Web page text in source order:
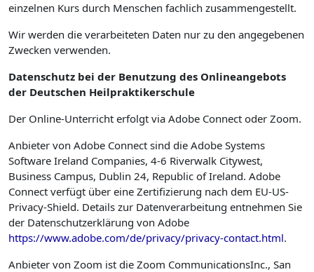
einzelnen Kurs durch Menschen fachlich zusammengestellt.
Wir werden die verarbeiteten Daten nur zu den angegebenen
Zwecken verwenden.
Datenschutz bei der Benutzung des Onlineangebots
der Deutschen Heilpraktikerschule
Der Online-Unterricht erfolgt via Adobe Connect oder Zoom.
Anbieter von Adobe Connect sind die Adobe Systems
Software Ireland Companies, 4-6 Riverwalk Citywest,
Business Campus, Dublin 24, Republic of Ireland. Adobe
Connect verfügt über eine Zertifizierung nach dem EU-US-
Privacy-Shield. Details zur Datenverarbeitung entnehmen Sie
der Datenschutzerklärung von Adobe
https://www.adobe.com/de/privacy/privacy-contact.html.
Anbieter von Zoom ist die Zoom CommunicationsInc., San